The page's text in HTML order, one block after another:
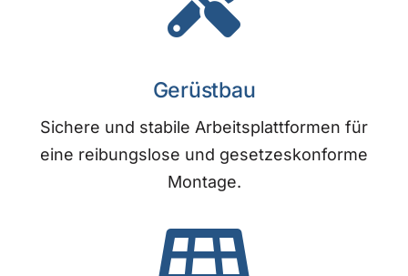
Gerüstbau
Sichere und stabile Arbeitsplattformen für
eine reibungslose und gesetzeskonforme
Montage.